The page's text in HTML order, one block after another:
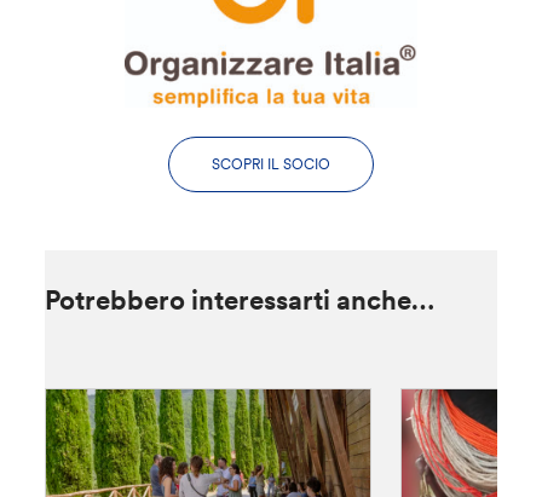
SCOPRI IL SOCIO
Potrebbero interessarti anche…